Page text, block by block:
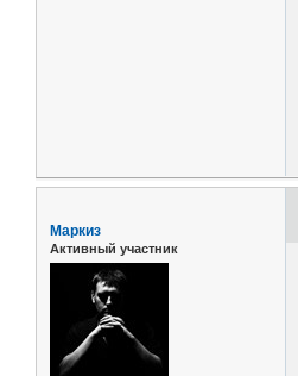
Маркиз
Активный участник